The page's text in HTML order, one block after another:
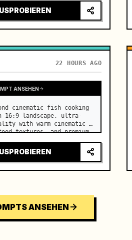
22 HOURS AGO
ANSEHEN
cinematic fish cooking
16:9 landscape, ultra-
with warm cinematic
textures, and premium
ANSEHEN